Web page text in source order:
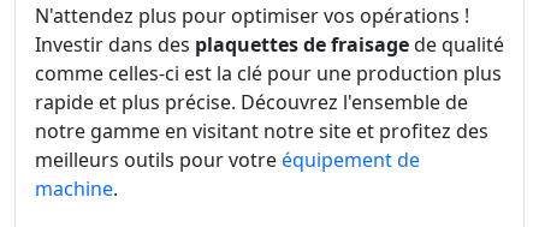
N'attendez plus pour optimiser vos opérations !
Investir dans des plaquettes de fraisagede qualité
comme celles-ci est la clé pour une production plus
rapide et plus précise. Découvrez l'ensemble de
notre gamme en visitant notre site et profitez des
meilleurs outils pour votreéquipement de
machine.